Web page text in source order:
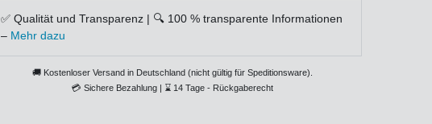
✅ Qualität und Transparenz | 🔍 100 % transparente Informationen
– Mehr dazu
🚚 Kostenloser Versand in Deutschland (nicht gültig für Speditionsware).
💳 Sichere Bezahlung | ⌛ 14 Tage - Rückgaberecht